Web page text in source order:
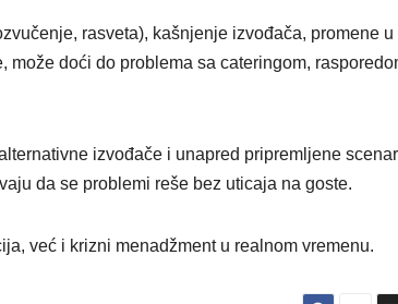
rasveta), kašnjenje izvođača, promene
može doći do problema sa cateringom,
izvođače i unapred pripremljene
da se problemi reše bez uticaja na goste.
već i krizni menadžment u realnom vremenu.